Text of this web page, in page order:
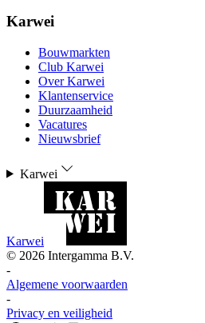
Karwei
Bouwmarkten
Club Karwei
Over Karwei
Klantenservice
Duurzaamheid
Vacatures
Nieuwsbrief
Karwei
Karwei
© 2026 Intergamma B.V.
-
Algemene voorwaarden
-
Privacy en veiligheid